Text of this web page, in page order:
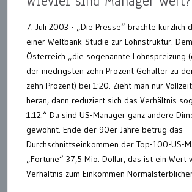
7. Juli 2003 - „Die Presse“ brachte kürzlich
einer Weltbank-Studie zur Lohnstruktur.
Österreich „die sogenannte Lohnspreizung
der niedrigsten zehn Prozent Gehälter zu
zehn Prozent) bei 1:20. Zieht man nur
heran, dann reduziert sich das Verhältnis
1:12.“ Da sind US-Manager ganz andere
gewohnt. Ende der 90er Jahre betrug das
Durchschnittseinkommen der Top-100-US-
„Fortune“ 37,5 Mio. Dollar, das ist ein Wert
Verhältnis zum Einkommen